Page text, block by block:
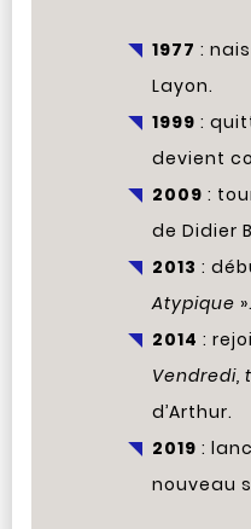
1977 :
Layon.
1999 :
devient
2009 :
de Didier
2013 :
Atypique ».
2014 :
Vendredi,
d’Arthur.
2019 :
nouveau